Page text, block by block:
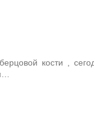
кости ,